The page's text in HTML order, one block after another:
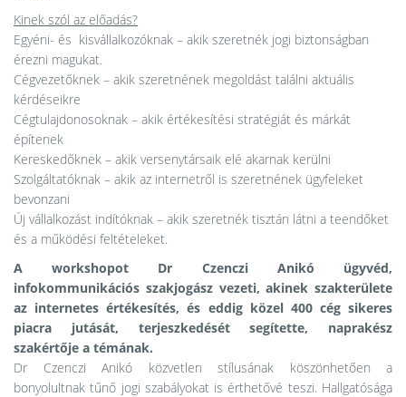
Kinek szól az előadás?
Egyéni- és kisvállalkozóknak – akik szeretnék jogi biztonságban
érezni magukat.
Cégvezetőknek – akik szeretnének megoldást találni aktuális
kérdéseikre
Cégtulajdonosoknak – akik értékesítési stratégiát és márkát
építenek
Kereskedőknek – akik versenytársaik elé akarnak kerülni
Szolgáltatóknak – akik az internetről is szeretnének ügyfeleket
bevonzani
Új vállalkozást indítóknak – akik szeretnék tisztán látni a teendőket
és a működési feltételeket.
A workshopot Dr Czenczi Anikó ügyvéd,
infokommunikációs szakjogász vezeti, akinek szakterülete
az internetes értékesítés, és eddig közel 400 cég sikeres
piacra jutását, terjeszkedését segítette, naprakész
szakértője a témának.
Dr Czenczi Anikó közvetlen stílusának köszönhetően a
bonyolultnak tűnő jogi szabályokat is érthetővé teszi. Hallgatósága